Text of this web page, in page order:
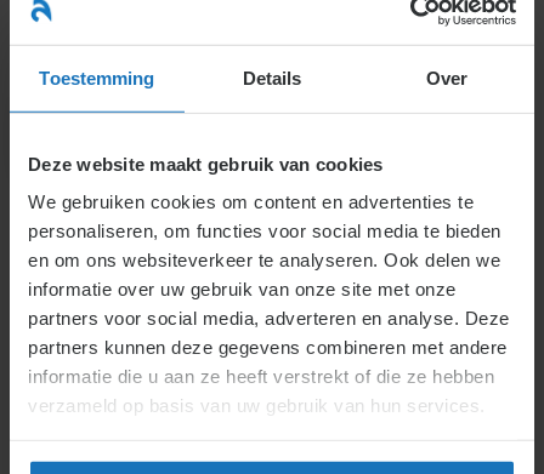
Toestemming Details Over
Deze website maakt gebruik van cookies
We gebruiken cookies om content en advertenties te
personaliseren, om functies voor social media te bieden
en om ons websiteverkeer te analyseren. Ook delen we
informatie over uw gebruik van onze site met onze
partners voor social media, adverteren en analyse. Deze
partners kunnen deze gegevens combineren met andere
informatie die u aan ze heeft verstrekt of die ze hebben
verzameld op basis van uw gebruik van hun services.
naar
inhoud
AWGB – Algemene Wet
Gelijke Behandeling
Home
Algemene wet gelijke behandeling (AWGB)